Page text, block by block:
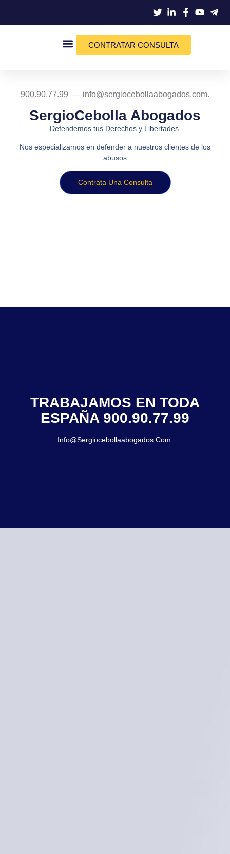
CONTRATAR CONSULTA
900.90.77.99 — info@sergiocebollaabogados.com.
SergioCebolla Abogados
Defendemos tus Derechos y Libertades.
Nos especializamos en defender a nuestros clientes de los
abusos
Contrata Una Consulta
TRABAJAMOS EN TODA
ESPAÑA 900.90.77.99
Info@sergiocebollaabogados.com.